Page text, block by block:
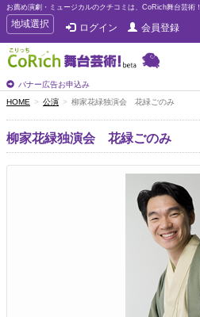
お薦め演劇・ミュージカルのクチコミは、CoRich舞台芸術！
T
o
g
g
e
n
a
v
i
地域選択 ログイン 会員登録
バナー広告お申込み
HOME 公演 柳家花緑独演会 花緑ごのみ
柳家花緑独演会 花緑ごのみ